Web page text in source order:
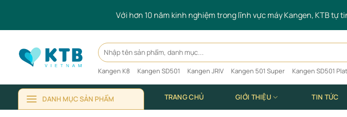
content
Với hơn 10 năm kinh nghiệm trong lĩnh vực máy Kangen, KTB tự
Search
for:
Kangen K8 Kangen SD501 Kangen JRIV Kangen 501 Super Kangen SD501
DANH MỤC SẢN PHẨM TRANG CHỦ GIỚI THIỆU TIN TỨC